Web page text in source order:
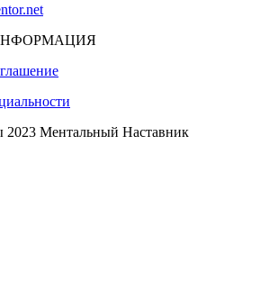
2023 Ментальный Наставник